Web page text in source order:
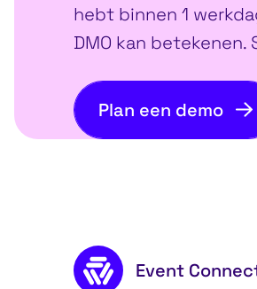
hebt binnen 1
DMO kan
Plan een demo
Footer
Event